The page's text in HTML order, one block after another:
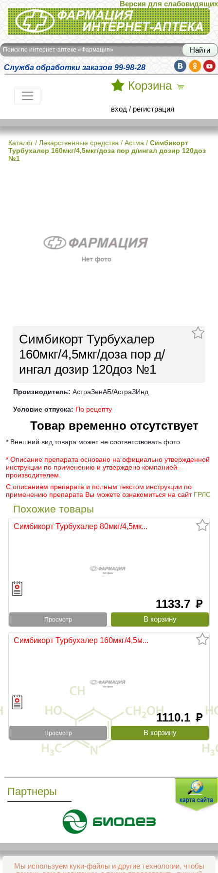
Интернет-аптека Фармация
Версия для слабовидящих
Поиск по интернет-аптеке «Фармация»
Служба обработки заказов 99-98-28
Корзина
вход / регистрация
Каталог / Лекарственные средства / Астма / Симбикорт
Турбухалер 160мкг/4,5мкг/доза пор д/ингал дозир 120доз
№1
Симбикорт Турбухалер
160мкг/4,5мкг/доза пор д/
ингал дозир 120доз №1
Производитель: АстраЗенАБ/АстраЗИнд
Условие отпуска: По рецепту
Товар временно отсутствует
* Внешний вид товара может не соответствовать фото
* Описание препарата основано на официально утвержденной
инструкции по применению и утверждено компанией–
производителем.
С описанием препарата и полным текстом инструкции по
применению препарата Вы можете ознакомиться на сайт ГРЛС
Похожие товары
Симбикорт Турбухалер 80мкг/4,5мк...
1133.7 руб
Просмотр
Симбикорт Турбухалер 160мкг/4,5м...
1110.1 руб
Просмотр
Партнеры
Мы используем куки-файлы и другие технологии, чтобы
Все права защищены и охраняются законом